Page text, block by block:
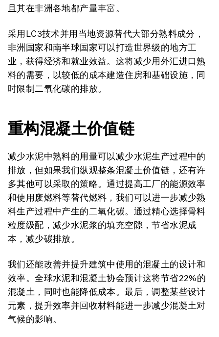
且其在非洲各地都产量丰富。
采用LC3技术并用当地资源替代大部分熟料成分，
非洲国家和南半球国家可以打造世界级的地方工
业，获得经济和就业效益。这将减少用外汇进口熟
料的需要，以较低的成本建造住房和基础设施，同
时限制二氧化碳的排放。
重构混凝土价值链
减少水泥中熟料的用量可以减少水泥生产过程中的
排放，但如果我们纵观整条混凝土价值链，还有许
多其他可以采取的策略。通过提高工厂的能源效率
和使用废燃料等替代燃料，我们可以进一步减少熟
料生产过程中产生的二氧化碳。通过精心选择骨料
粒度级配，减少水泥浆的填充空隙，节省水泥成
本，减少碳排放。
我们还能改善并提升建筑中使用的混凝土的设计和
效率。全球水泥和混凝土协会预计这将节省22%的
混凝土，同时也能降低成本。最后，调整某些设计
元素，提升效率并回收材料能进一步减少混凝土对
气候的影响。